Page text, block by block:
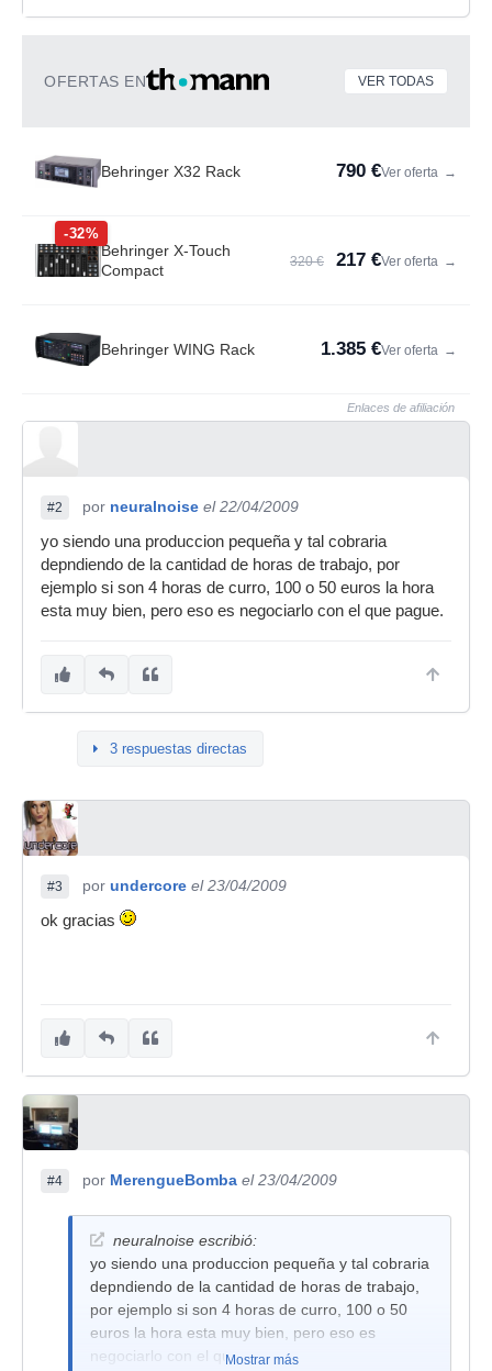
OFERTAS EN VER TODAS
Behringer X32 Rack 790 €Ver oferta →
-32%
Behringer X-Touch
Compact
320 € 217 €Ver oferta →
Behringer WING Rack 1.385 €Ver oferta →
Enlaces de afiliación
#2 por neuralnoise el 22/04/2009
yo siendo una produccion pequeña y tal cobraria
depndiendo de la cantidad de horas de trabajo, por
ejemplo si son 4 horas de curro, 100 o 50 euros la hora
esta muy bien, pero eso es negociarlo con el que pague.
3 respuestas directas
#3 por undercore el 23/04/2009
ok gracias
#4 por MerengueBomba el 23/04/2009
neuralnoise escribió:
yo siendo una produccion pequeña y tal cobraria
depndiendo de la cantidad de horas de trabajo,
por ejemplo si son 4 horas de curro, 100 o 50
euros la hora esta muy bien, pero eso es
negociarlo con el que pague.
Mostrar más